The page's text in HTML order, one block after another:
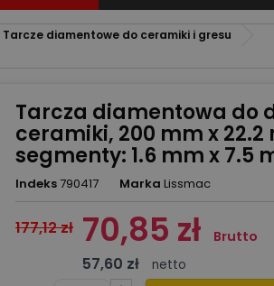
Tarcze diamentowe do ceramiki i gresu
Tarcza diamentowa do
ceramiki, 200 mm x 22.2
segmenty: 1.6 mm x 7.5
Indeks 790417 Marka Lissmac
177,12 zł 70,85 zł Brutto
57,60 zł
netto